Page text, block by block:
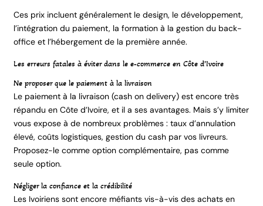
Ces prix incluent généralement le design, le développement,
l’intégration du paiement, la formation à la gestion du back-
office et l’hébergement de la première année.
Les erreurs fatales à éviter dans le e-commerce en Côte d’Ivoire
Ne proposer que le paiement à la livraison
Le paiement à la livraison (cash on delivery) est encore très
répandu en Côte d’Ivoire, et il a ses avantages. Mais s’y limiter
vous expose à de nombreux problèmes : taux d’annulation
élevé, coûts logistiques, gestion du cash par vos livreurs.
Proposez-le comme option complémentaire, pas comme
seule option.
Négliger la confiance et la crédibilité
Les Ivoiriens sont encore méfiants vis-à-vis des achats en